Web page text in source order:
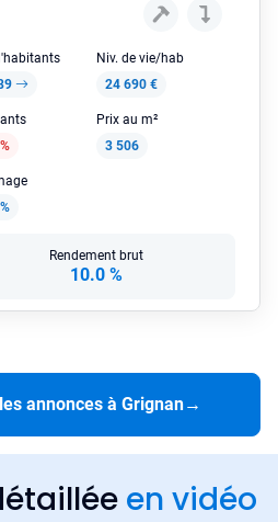
Niv. de vie/hab
24 690 €
Prix au m²
3 506
Rendement brut
10.0 %
annonces à Grignan→
en vidéo